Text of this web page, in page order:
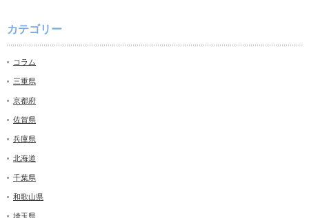
カテゴリー
コラム
三重県
京都府
佐賀県
兵庫県
北海道
千葉県
和歌山県
埼玉県